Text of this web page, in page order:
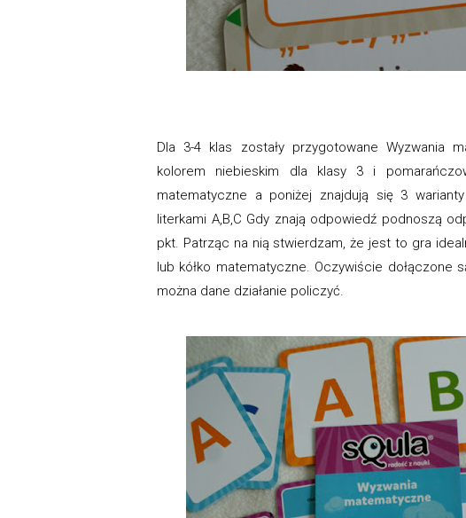
Dla 3-4 klas zostały przygotowane Wyzwania
kolorem niebieskim dla klasy 3 i
matematyczne a poniżej znajdują się 3
literkami A,B,C Gdy znają odpowiedź podnoszą
pkt. Patrząc na nią stwierdzam, że jest to gra
lub kółko matematyczne. Oczywiście dołączone
można dane działanie policzyć.